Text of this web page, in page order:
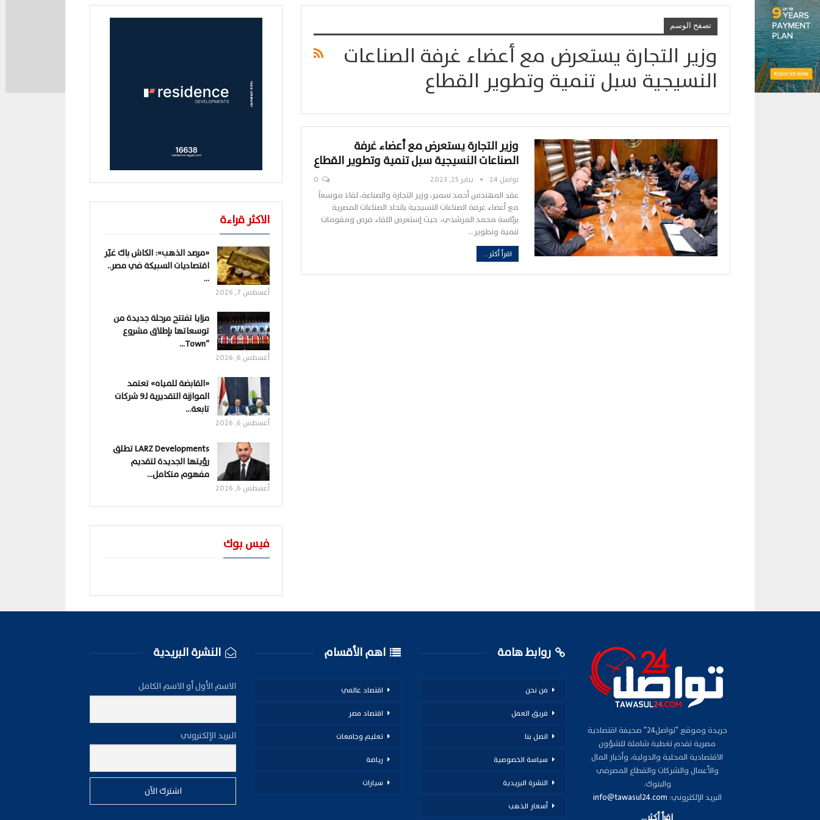
تصفح الوسم
وزير التجارة يستعرض مع أعضاء غرفة الصناعات
النسيجية سبل تنمية وتطوير القطاع
وزير التجارة يستعرض مع أعضاء غرفة
الصناعات النسيجية سبل تنمية وتطوير القطاع
تواصل 24 يناير 25, 2023
عقد المهندس أحمد سمير، وزير التجارة والصناعة، لقاءً موسعاً
مع أعضاء غرفة الصناعات النسيجية باتحاد الصناعات المصرية
برئاسة محمد المرشدي، حيث إستعرض اللقاء فرص ومقومات
تنمية وتطوير…
اقرأ أكثر...
الاكثر قراءة
«مرصد الذهب»: الكاش باك غيّر
اقتصاديات السبيكة في مصر..
…
أغسطس 7, 2026
مزايا تفتتح مرحلة جديدة من
توسعاتها بإطلاق مشروع
“Town…
أغسطس 6, 2026
«القابضة للمياه» تعتمد
الموازنة التقديرية لـ9 شركات
تابعة…
أغسطس 6, 2026
LARZ Developments تطلق
رؤيتها الجديدة لتقديم
مفهوم متكامل…
أغسطس 6, 2026
فيس بوك
جريدة وموقع "تواصل24" صحيفة اقتصادية
مصرية تقدم تغطية شاملة للشؤون
الاقتصادية المحلية والدولية، وأخبار المال
والأعمال والشركات والقطاع المصرفي
والبنوك.
البريد الإلكتروني: info@tawasul24.com
روابط هامة
من نحن
فريق العمل
اتصل بنا
سياسة الخصوصية
النشرة البريدية
أسعار الذهب
اهم الأقسام
اقتصاد عالمي
اقتصاد مصر
تعليم وجامعات
رياضة
سيارات
النشرة البريدية
الاسم الأول أو الاسم الكامل
البريد الإلكتروني